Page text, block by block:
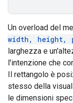
Un overload del
width, height,
larghezza e
l'intenzione che
Il rettangolo è
stesso della
le dimensioni